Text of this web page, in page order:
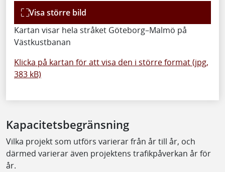
Kartan visar hela stråket Göteborg–Malmö på
Västkustbanan
Klicka på kartan för att visa den i större format (jpg,
383 kB)
Visa större bild
Kapacitetsbegränsning
Vilka projekt som utförs varierar från år till år, och
därmed varierar även projektens trafikpåverkan år för
år.